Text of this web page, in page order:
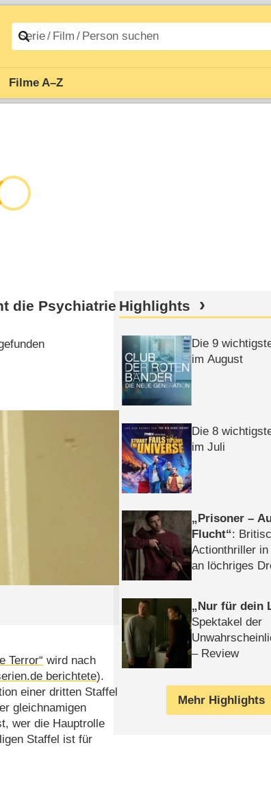
Filme A–Z
die Psychiatrie
Terror“ wird nach
berichtete).
einer dritten Staffel
gleichnamigen
wer die Hauptrolle
Staffel ist für
Highlights
Die 9
im August
Die 8
im Juli
Prisoner –
Flucht :
Actionthriller
an löchriges
Nur für dein
Spektakel der
– Review
Mehr Highlights